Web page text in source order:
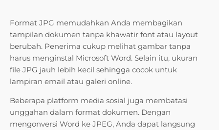
Format JPG memudahkan Anda membagikan
tampilan dokumen tanpa khawatir font atau layout
berubah. Penerima cukup melihat gambar tanpa
harus menginstal Microsoft Word. Selain itu, ukuran
file JPG jauh lebih kecil sehingga cocok untuk
lampiran email atau galeri online.
Beberapa platform media sosial juga membatasi
unggahan dalam format dokumen. Dengan
mengonversi Word ke JPEG, Anda dapat langsung